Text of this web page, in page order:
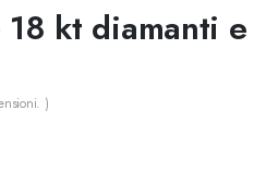
kt diamanti e
)